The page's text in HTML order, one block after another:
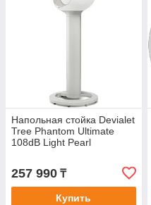
Напольная стойка Devialet
Tree Phantom Ultimate
108dB Light Pearl
257 990 ₸
Купить